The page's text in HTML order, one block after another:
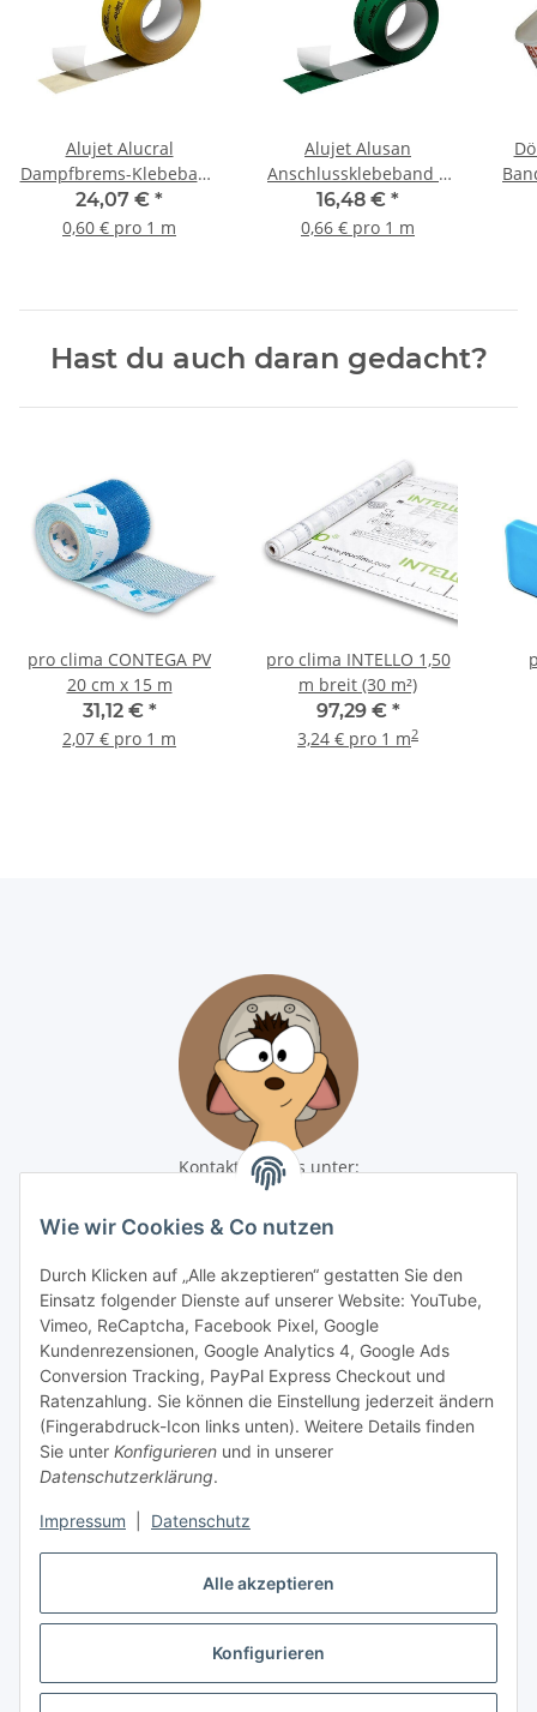
Alle akzeptieren
Konfigurieren
Wie wir Cookies & Co nutzen
Durch Klicken auf „Alle akzeptieren“ gestatten Sie den
Einsatz folgender Dienste auf unserer Website: YouTube,
Vimeo, ReCaptcha, Facebook Pixel, Google
Kundenrezensionen, Google Analytics 4, Google Ads
Conversion Tracking, PayPal Express Checkout und
Ratenzahlung. Sie können die Einstellung jederzeit ändern
(Fingerabdruck-Icon links unten). Weitere Details finden
Sie unter Konfigurieren und in unserer
Datenschutzerklärung.
Impressum Datenschutz
Alujet Alucral
Dampfbrems-Klebeband
6 cm x 40 m - 1 Rolle
24,07 € *
0,60 € pro 1 m
Alujet Alusan
Anschlussklebeband 6
cm x 25 m - 1 Rolle
16,48 € *
0,66 € pro 1 m
Hast du auch daran gedacht?
pro clima CONTEGA PV
20 cm x 15 m
31,12 € *
2,07 € pro 1 m
pro clima INTELLO 1,50
m breit (30 m²)
97,29 € *
3,24 € pro 1 m2
Kontaktiere uns unter:
shop@baunativ.de
+49 3435 66699899
Gesetzliche Informationen
Zahlungsmöglichkeiten